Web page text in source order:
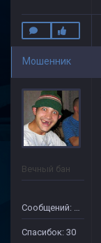
Мошенник
Вечный бан
Сообщений: 133
Спасибок: 30